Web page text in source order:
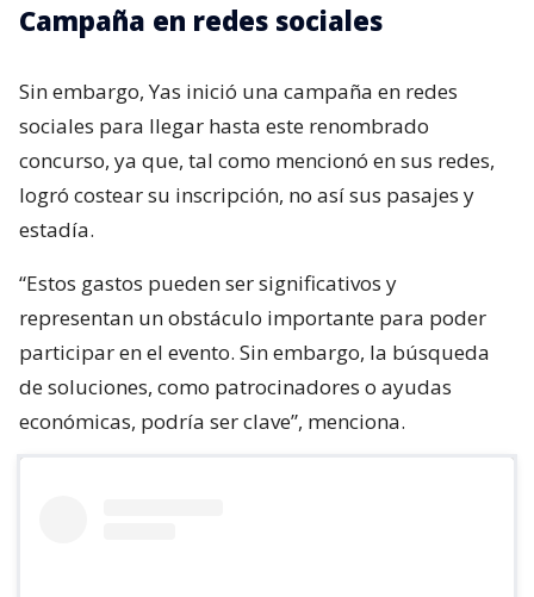
Campaña en redes sociales
Sin embargo, Yas inició una campaña en redes
sociales para llegar hasta este renombrado
concurso, ya que, tal como mencionó en sus redes,
logró costear su inscripción, no así sus pasajes y
estadía.
“Estos gastos pueden ser significativos y
representan un obstáculo importante para poder
participar en el evento. Sin embargo, la búsqueda
de soluciones, como patrocinadores o ayudas
económicas, podría ser clave”, menciona.